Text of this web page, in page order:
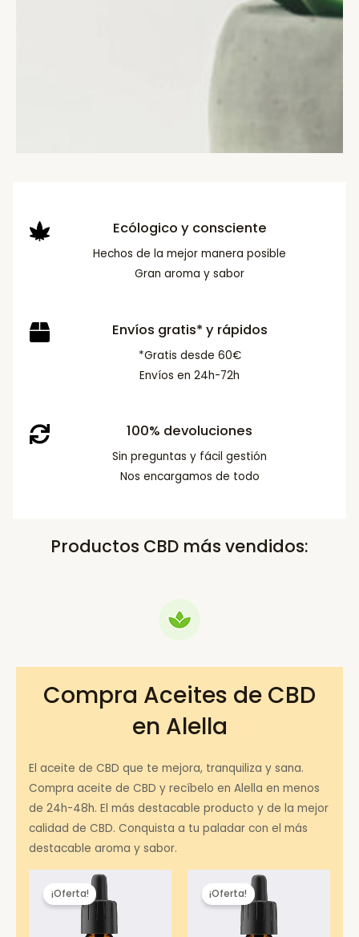
Ecólogico y consciente
Hechos de la mejor manera posible
Gran aroma y sabor
Envíos gratis* y rápidos
*Gratis desde 60€
Envíos en 24h-72h
100% devoluciones
Sin preguntas y fácil gestión
Nos encargamos de todo
Productos CBD más vendidos:
Compra Aceites de CBD
en Alella
El aceite de CBD que te mejora, tranquiliza y sana.
Compra aceite de CBD y recíbelo en Alella en menos
de 24h-48h. El más destacable producto y de la mejor
calidad de CBD. Conquista a tu paladar con el más
destacable aroma y sabor.
¡Oferta! ¡Oferta!